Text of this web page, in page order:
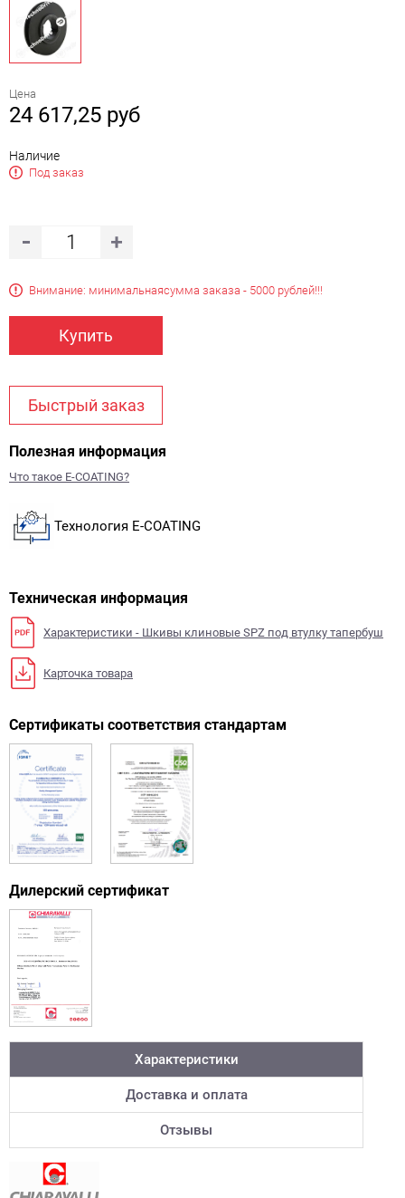
Цена
24 617,25 руб
Наличие
Под заказ
Внимание: минимальнаясумма заказа - 5000 рублей!!!
Купить
Быстрый заказ
Полезная информация
Что такое E-COATING?
Технология E-COATING
Техническая информация
Характеристики - Шкивы клиновые SPZ под втулку тапербуш
Карточка товара
Сертификаты соответствия стандартам
Дилерский сертификат
Характеристики
Доставка и оплата
Отзывы